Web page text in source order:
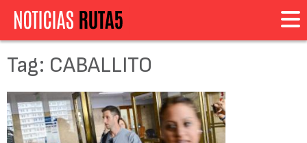
Tag: CABALLITO